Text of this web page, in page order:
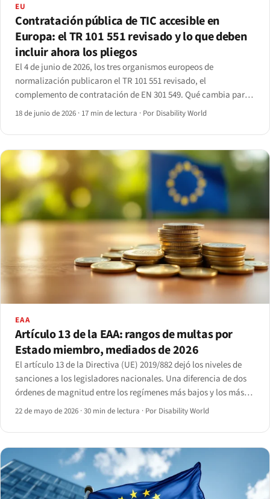
EU
Contratación pública de TIC accesible en
Europa: el TR 101 551 revisado y lo que deben
incluir ahora los pliegos
El 4 de junio de 2026, los tres organismos europeos de
normalización publicaron el TR 101 551 revisado, el
complemento de contratación de EN 301 549. Qué cambia para
las entidades contratantes y los proveedores que concurren a
18 de junio de 2026 · 17 min de lectura · Por Disability World
EAA
Artículo 13 de la EAA: rangos de multas por
Estado miembro, mediados de 2026
El artículo 13 de la Directiva (UE) 2019/882 dejó los niveles de
sanciones a los legisladores nacionales. Una diferencia de dos
órdenes de magnitud entre los regímenes más bajos y los más
altos.
22 de mayo de 2026 ·30 min de lectura · Por Disability World